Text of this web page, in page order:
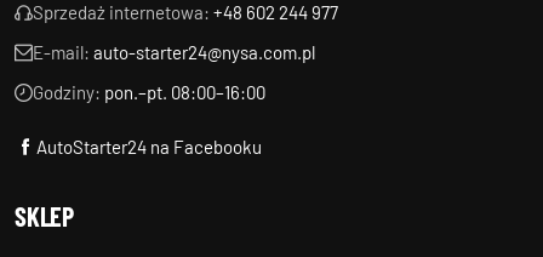
Sprzedaż internetowa: +48 602 244 977
E-mail: auto-starter24@nysa.com.pl
Godziny: pon.–pt. 08:00–16:00
AutoStarter24 na Facebooku
SKLEP